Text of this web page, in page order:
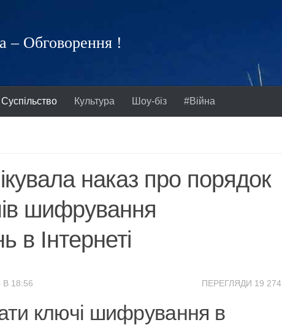
– Обговорення !
Суспільство Культура Шоу-біз #Війна
наказ про порядок
шифрування
в Інтернеті
ПЕРЕГЛЯДИ 19 274
18:56
ключі шифрування в